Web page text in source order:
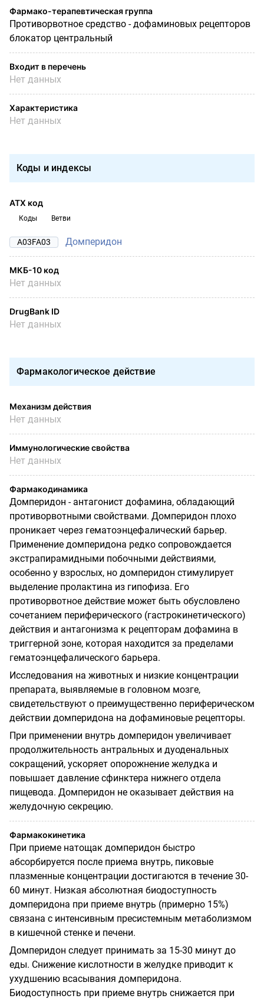
Фармако-терапевтическая группа
Противорвотное средство - дофаминовых рецепторов
блокатор центральный
Входит в перечень
Нет данных
Характеристика
Нет данных
Коды и индексы
АТХ код
Коды Ветви
A03FA03 Домперидон
МКБ-10 код
Нет данных
DrugBank ID
Нет данных
Фармакологическое действие
Механизм действия
Нет данных
Иммунологические свойства
Нет данных
Фармакодинамика
Домперидон - антагонист дофамина, обладающий
противорвотными свойствами. Домперидон плохо
проникает через гематоэнцефалический барьер.
Применение домперидона редко сопровождается
экстрапирамидными побочными действиями,
особенно у взрослых, но домперидон стимулирует
выделение пролактина из гипофиза. Его
противорвотное действие может быть обусловлено
сочетанием периферического (гастрокинетического)
действия и антагонизма к рецепторам дофамина в
триггерной зоне, которая находится за пределами
гематоэнцефалического барьера.
Исследования на животных и низкие концентрации
препарата, выявляемые в головном мозге,
свидетельствуют о преимущественно периферическом
действии домперидона на дофаминовые рецепторы.
При применении внутрь домперидон увеличивает
продолжительность антральных и дуоденальных
сокращений, ускоряет опорожнение желудка и
повышает давление сфинктера нижнего отдела
пищевода. Домперидон не оказывает действия на
желудочную секрецию.
Фармакокинетика
При приеме натощак домперидон быстро
абсорбируется после приема внутрь, пиковые
плазменные концентрации достигаются в течение 30-
60 минут. Низкая абсолютная биодоступность
домперидона при приеме внутрь (примерно 15%)
связана с интенсивным пресистемным метаболизмом
в кишечной стенке и печени.
Домперидон следует принимать за 15-30 минут до
еды. Снижение кислотности в желудке приводит к
ухудшению всасывания домперидона.
Биодоступность при приеме внутрь снижается при